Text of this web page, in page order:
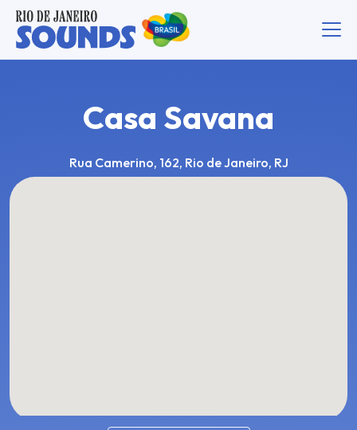
Casa Savana
Rua Camerino, 162, Rio de Janeiro, RJ